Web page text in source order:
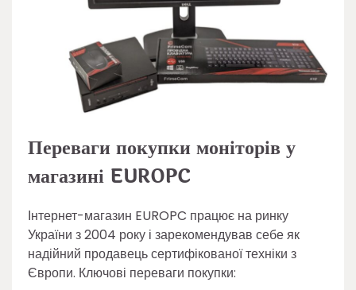
Переваги покупки моніторів у
магазині EUROPC
Інтернет-магазин EUROPC працює на ринку
України з 2004 року і зарекомендував себе як
надійний продавець сертифікованої техніки з
Європи. Ключові переваги покупки: